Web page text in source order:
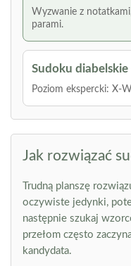
Wyzwanie z
parami.
Sudoku diabelskie
Poziom ekspercki: X-
Jak rozwiązać
Trudną planszę
oczywiste jedynki,
następnie szukaj
przełom często
kandydata.